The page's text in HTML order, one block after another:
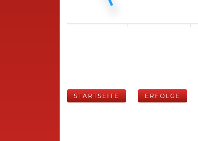
STARTSEITE ERFOLGE